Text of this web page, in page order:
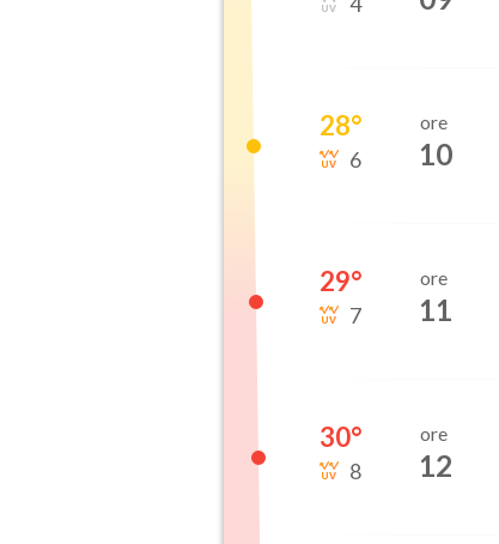
28°
6
ore
10
29°
7
ore
11
30°
8
ore
12